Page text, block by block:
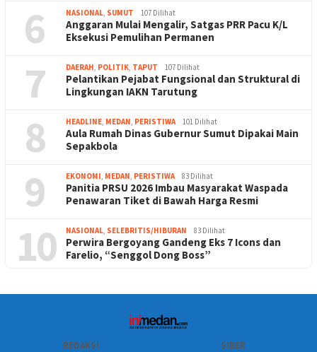
6 NASIONAL, SUMUT 107 Dilihat
Anggaran Mulai Mengalir, Satgas PRR Pacu K/L
Eksekusi Pemulihan Permanen
7 DAERAH, POLITIK, TAPUT 107 Dilihat
Pelantikan Pejabat Fungsional dan Struktural di
Lingkungan IAKN Tarutung
8 HEADLINE, MEDAN, PERISTIWA 101 Dilihat
Aula Rumah Dinas Gubernur Sumut Dipakai Main
Sepakbola
9 EKONOMI, MEDAN, PERISTIWA 83 Dilihat
Panitia PRSU 2026 Imbau Masyarakat Waspada
Penawaran Tiket di Bawah Harga Resmi
10 NASIONAL, SELEBRITIS/HIBURAN 83 Dilihat
Perwira Bergoyang Gandeng Eks 7 Icons dan
Farelio, “Senggol Dong Boss”
REDAKSI SIBER